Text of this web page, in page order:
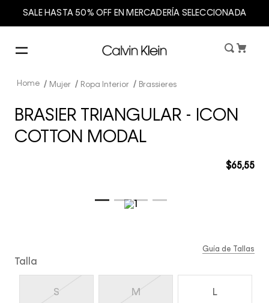
SALE HASTA 50% OFF EN MERCADERÍA SELECCIONADA
Mujer Ropa Interior Brassieres
BRASIER TRIANGULAR - ICON
COTTON MODAL
$65,55
Talla
S M L
Guía de Tallas